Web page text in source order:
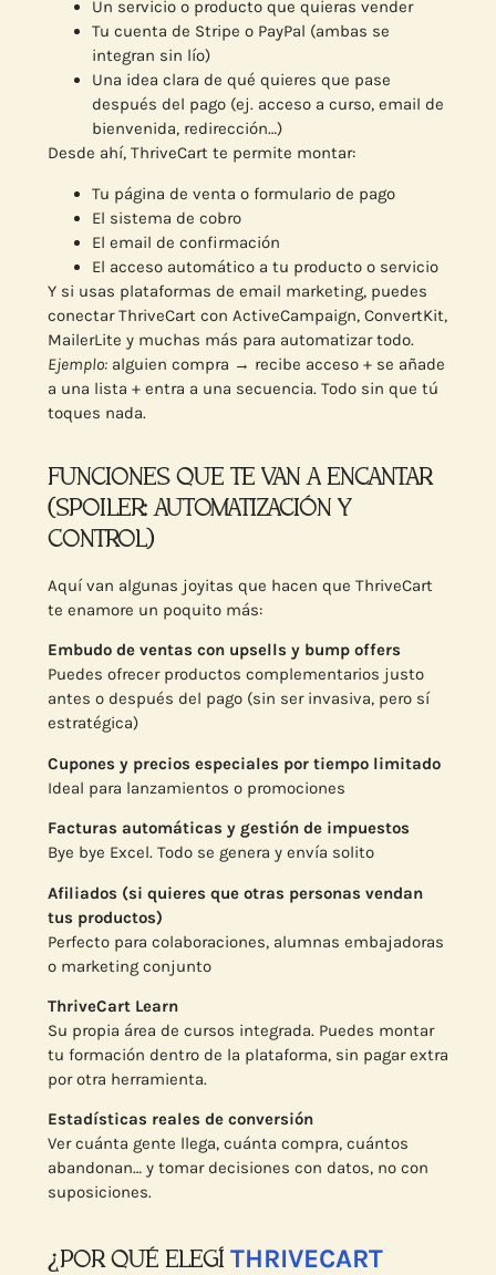
Un servicio o producto que quieras vender
Tu cuenta de Stripe o PayPal (ambas se
integran sin lío)
Una idea clara de qué quieres que pase
después del pago (ej. acceso a curso, email de
bienvenida, redirección…)
Desde ahí, ThriveCart te permite montar:
Tu página de venta o formulario de pago
El sistema de cobro
El email de confirmación
El acceso automático a tu producto o servicio
Y si usas plataformas de email marketing, puedes
conectar ThriveCart con ActiveCampaign, ConvertKit,
MailerLite y muchas más para automatizar todo.
Ejemplo:alguien compra → recibe acceso + se añade
a una lista + entra a una secuencia. Todo sin que tú
toques nada.
FUNCIONES QUE TE VAN A ENCANTAR
(SPOILER: AUTOMATIZACIÓN Y
CONTROL)
Aquí van algunas joyitas que hacen que ThriveCart
te enamore un poquito más:
Embudo de ventas con upsells y bump offers
Puedes ofrecer productos complementarios justo
antes o después del pago (sin ser invasiva, pero sí
estratégica)
Cupones y precios especiales por tiempo limitado
Ideal para lanzamientos o promociones
Facturas automáticas y gestión de impuestos
Bye bye Excel. Todo se genera y envía solito
Afiliados (si quieres que otras personas vendan
tus productos)
Perfecto para colaboraciones, alumnas embajadoras
o marketing conjunto
ThriveCart Learn
Su propia área de cursos integrada. Puedes montar
tu formación dentro de la plataforma, sin pagar extra
por otra herramienta.
Estadísticas reales de conversión
Ver cuánta gente llega, cuánta compra, cuántos
abandonan… y tomar decisiones con datos, no con
suposiciones.
¿POR QUÉ ELEGÍ THRIVECART